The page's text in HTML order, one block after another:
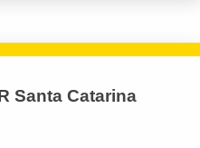
Santa Catarina